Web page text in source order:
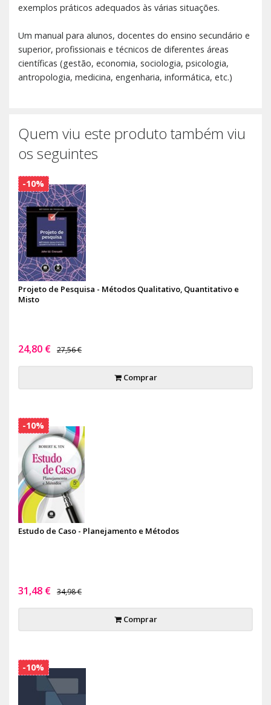
exemplos práticos adequados às várias situações.
Um manual para alunos, docentes do ensino secundário e
superior, profissionais e técnicos de diferentes áreas
científicas (gestão, economia, sociologia, psicologia,
antropologia, medicina, engenharia, informática, etc.)
Quem viu este produto também viu
os seguintes
Projeto de Pesquisa - Métodos Qualitativo, Quantitativo e
Misto
24,80 € 27,56 €
Comprar
-10%
Estudo de Caso - Planejamento e Métodos
31,48 € 34,98 €
Comprar
-10%
-10%